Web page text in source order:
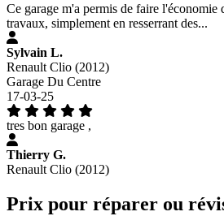
Ce garage m'a permis de faire l'économie
travaux, simplement en resserrant des...
Sylvain L.
Renault Clio (2012)
Garage Du Centre
17-03-25
tres bon garage ,
Thierry G.
Renault Clio (2012)
Prix pour réparer ou